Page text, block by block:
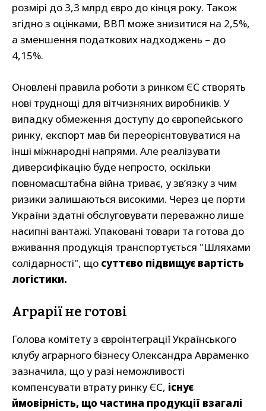
розмірі до 3,3 млрд євро до кінця року. Також
згідно з оцінками, ВВП може знизитися на 2,5%,
а зменшення податкових надходжень – до
4,15%.
Оновлені правила роботи з ринком ЄС створять
нові труднощі для вітчизняних виробників. У
випадку обмеження доступу до європейського
ринку, експорт мав би переорієнтовуватися на
інші міжнародні напрями. Але реалізувати
диверсифікацію буде непросто, оскільки
повномасштабна війна триває, у зв’язку з чим
ризики залишаються високими. Через це порти
України здатні обслуговувати переважно лише
насипні вантажі. Упаковані товари та готова до
вживання продукція транспортується "Шляхами
солідарності", що суттєво підвищує вартість
логістики.
Аграрії не готові
Голова комітету з євроінтеграції Українського
клубу аграрного бізнесу Олександра Авраменко
зазначила, що у разі неможливості
компенсувати втрату ринку ЄС, існує
ймовірність, що частина продукції взагалі